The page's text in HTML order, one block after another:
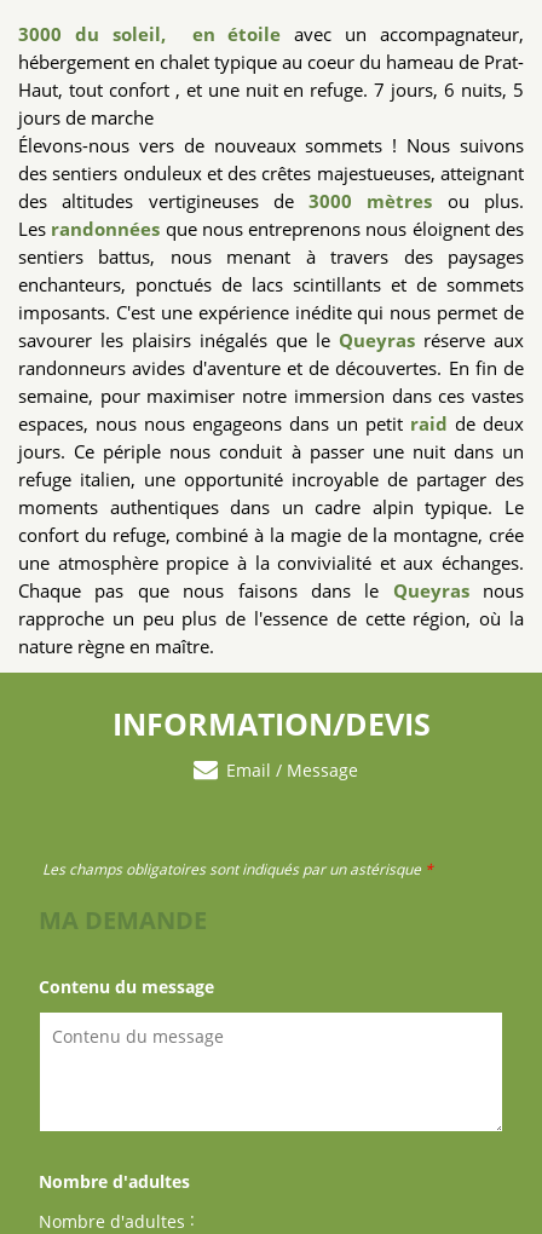
3000 du soleil, en étoile avec un accompagnateur,
hébergement en chalet typique au coeur du hameau de Prat-
Haut, tout confort , et une nuit en refuge. 7 jours, 6 nuits, 5
jours de marche
Élevons-nous vers de nouveaux sommets ! Nous suivons
des sentiers onduleux et des crêtes majestueuses, atteignant
des altitudes vertigineuses de3000 mètres ou plus.
Les randonnées que nous entreprenons nous éloignent des
sentiers battus, nous menant à travers des paysages
enchanteurs, ponctués de lacs scintillants et de sommets
imposants. C'est une expérience inédite qui nous permet de
savourer les plaisirs inégalés que le Queyras réserve aux
randonneurs avides d'aventure et de découvertes. En fin de
semaine, pour maximiser notre immersion dans ces vastes
espaces, nous nous engageons dans un petit raid de deux
jours. Ce périple nous conduit à passer une nuit dans un
refuge italien, une opportunité incroyable de partager des
moments authentiques dans un cadre alpin typique. Le
confort du refuge, combiné à la magie de la montagne, crée
une atmosphère propice à la convivialité et aux échanges.
Chaque pas que nous faisons dans le Queyras nous
rapproche un peu plus de l'essence de cette région, où la
nature règne en maître.
INFORMATION/DEVIS
Email / Message
Les champs obligatoires sont indiqués par un astérisque *
MA DEMANDE
Contenu du message
Nombre d'adultes
Nombre d'adultes :